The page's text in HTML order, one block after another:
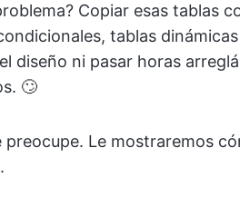
Copiar esas tablas
tablas
diseño ni pasar horas
🙄
preocupe. Le mostraremos